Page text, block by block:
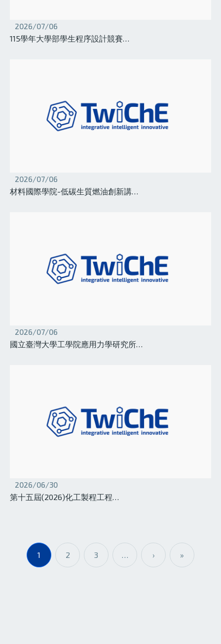
2026/07/06
115學年大學部學生程序設計競賽…
2026/07/06
材料國際學院-低碳生質燃油創新講…
2026/07/06
國立臺灣大學工學院應用力學研究所…
2026/06/30
第十五屆(2026)化工製程工程…
1 2 3 … ›
下一頁
»
Last page